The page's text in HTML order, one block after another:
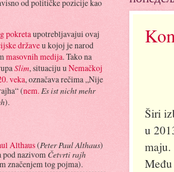
Širi
u
maju.
od političke pozicije kao
pokretaupotrebljavajui ovaj
državeu kojoj je narod
masovnih medija. Tako na
Slim, situaciju uNemačkoj
veka, označava rečima „Nije
(nem.Es ist nicht mehr
).
Althaus(Peter Paul Althaus)
pod nazivom Četvrti rajh
značenjem tog pojma).